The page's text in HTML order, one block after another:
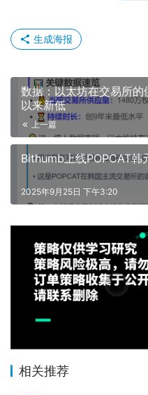
生成海报
数据：以太坊在交易所
以来新低
上一篇
Bithumb上线POPCAT韩
2025年9月25日 下午3:20
相关推荐